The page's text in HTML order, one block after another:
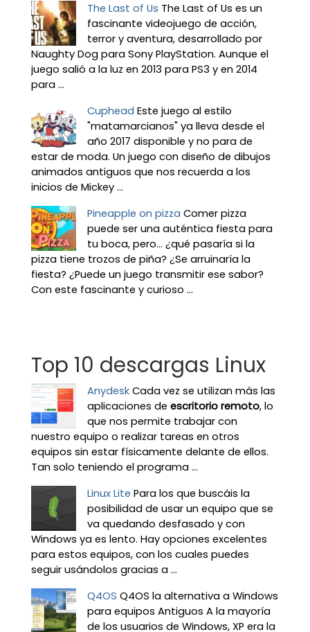
The Last of Us The Last of Us es un
fascinante videojuego de acción,
terror y aventura, desarrollado por
Naughty Dog para Sony PlayStation. Aunque el
juego salió a la luz en 2013 para PS3 y en 2014
para ...
Cuphead Este juego al estilo
"matamarcianos" ya lleva desde el
año 2017 disponible y no para de
estar de moda. Un juego con diseño de dibujos
animados antiguos que nos recuerda a los
inicios de Mickey ...
Pineapple on pizza Comer pizza
puede ser una auténtica fiesta para
tu boca, pero... ¿qué pasaría si la
pizza tiene trozos de piña? ¿Se arruinaría la
fiesta? ¿Puede un juego transmitir ese sabor?
Con este fascinante y curioso ...
Top 10 descargas Linux
Anydesk Cada vez se utilizan más las
aplicaciones de escritorio remoto, lo
que nos permite trabajar con
nuestro equipo o realizar tareas en otros
equipos sin estar físicamente delante de ellos.
Tan solo teniendo el programa ...
Linux Lite Para los que buscáis la
posibilidad de usar un equipo que se
va quedando desfasado y con
Windows ya es lento. Hay opciones excelentes
para estos equipos, con los cuales puedes
seguir usándolos gracias a ...
Q4OS Q4OS la alternativa a Windows
para equipos Antiguos A la mayoría
de los usuarios de Windows, XP era la